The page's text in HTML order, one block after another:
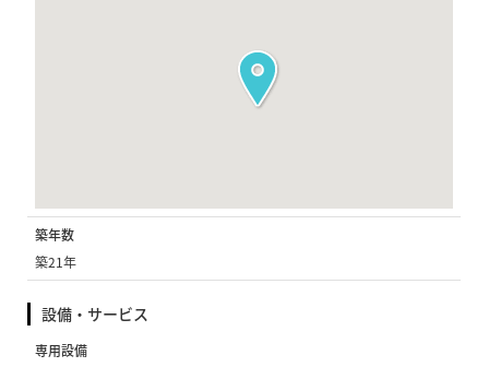
築年数
築21年
設備・サービス
専用設備